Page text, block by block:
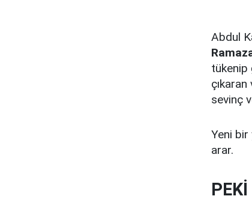
Abdul
tükenip
sevinç
Yeni bir
arar.